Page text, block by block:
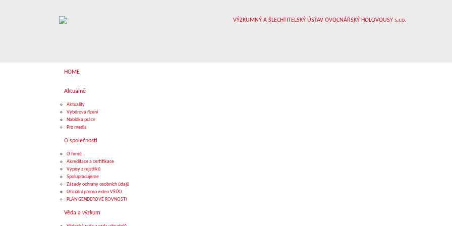
HOME
Aktuálně
Aktuality
Výběrová řízení
Nabídka práce
Pro media
O společnosti
O firmě
Akreditace a certifikace
Výpisy z rejstříků
Spolupracujeme
Zásady ochrany osobních údajů
Oficiální promo video VŠÚO
PLÁN GENDEROVÉ ROVNOSTI
Věda a výzkum